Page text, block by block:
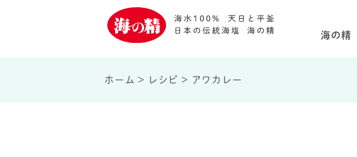
海の精
ホーム > レシピ > アワカレー